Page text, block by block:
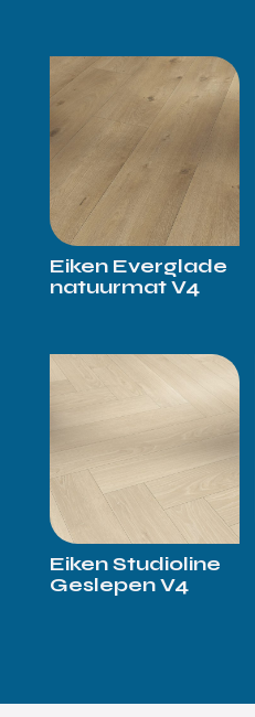
Eiken Everglade
natuurmat V4
Eiken Studioline
Geslepen V4